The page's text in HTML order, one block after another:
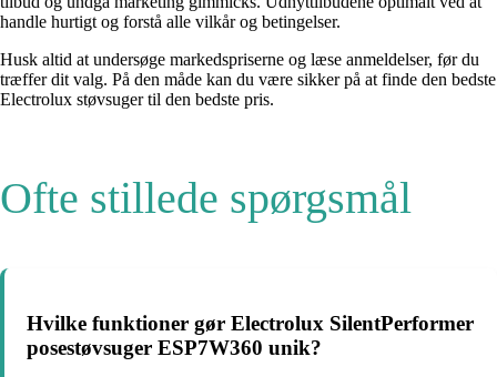
handle hurtigt og forstå alle vilkår og betingelser.
Husk altid at undersøge markedspriserne og læse anmeldelser, før du
træffer dit valg. På den måde kan du være sikker på at finde den bedste
Electrolux støvsuger til den bedste pris.
Ofte stillede spørgsmål
Hvilke funktioner gør Electrolux SilentPerformer
posestøvsuger ESP7W360 unik?